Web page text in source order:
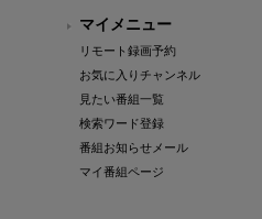
マイメニュー
リモート録画予約
お気に入りチャンネル
見たい番組一覧
検索ワード登録
番組お知らせメール
マイ番組ページ